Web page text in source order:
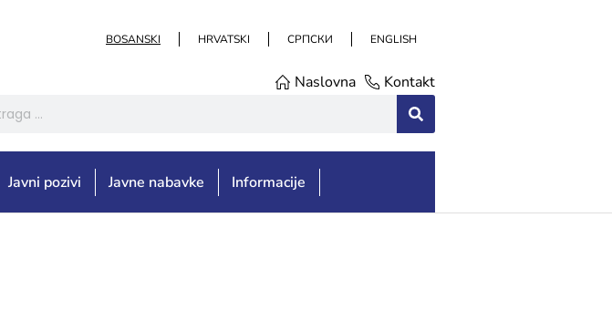
BOSANSKI HRVATSKI СРПСКИ ENGLISH
Naslovna Kontakt
Javni pozivi Javne nabavke Informacije